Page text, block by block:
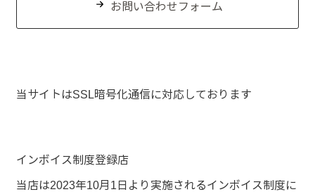
お問い合わせフォーム
当サイトはSSL暗号化通信に対応しております
インボイス制度登録店
当店は2023年10月1日より実施されるインボイス制度に